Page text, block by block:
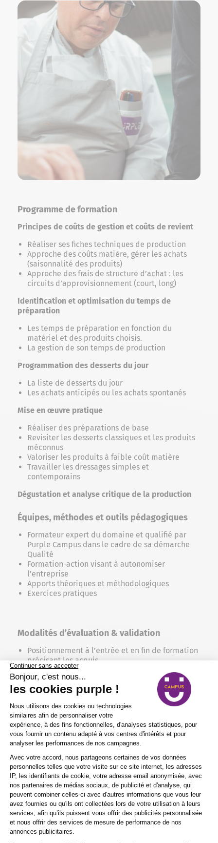
Programme de formation
Principes de coûts de gestion et coûts de revient
Réaliser ses fiches techniques de production
Approche des coûts matière, gérer les achats
(saisonnalité des produits)
Approche des frais de structure d’achat : les
circuits d’approvisionnement (court, long)
Identification et optimisation du temps de
préparation
Les temps de préparation en fonction du
matériel et des produits choisis.
La gestion de son temps de production
Programmation des desserts du jour
La liste de desserts du jour
Les achats anticipés ou les achats spontanés
Mise en œuvre pratique
Réaliser des préparations de base
Revisiter les desserts classiques et les produits
méconnus
Valoriser les produits à faible coût matière
Travailler les dressages simples et
contemporains
Dégustation et analyse critique de la production
Équipes, méthodes et outils pédagogiques
Formateur expert du domaine et qualifié par
Purple Campus dans le cadre de sa démarche
Qualité
Formation-action visant à autonomiser
l’entreprise
Apports théoriques et méthodologiques
Exercices pratiques
Modalités d’évaluation & validation
Positionnement à l’entrée et en fin de formation
précisant les acquis
Évaluation des acquis : QCM réalisé par chaque
stagiaire
Évaluation à chaud et à froid de la satisfaction
Taux de réussite de 80 % au questionnaire de fin
de formation
Processus d'inscription et opportunités
offertes par Purple Campus
Comment procéder à votre
inscription pour la formation
Pâtisserie à petit budget : créer des
desserts du jour à moins de 2,00 €
chez Purple Campus ?